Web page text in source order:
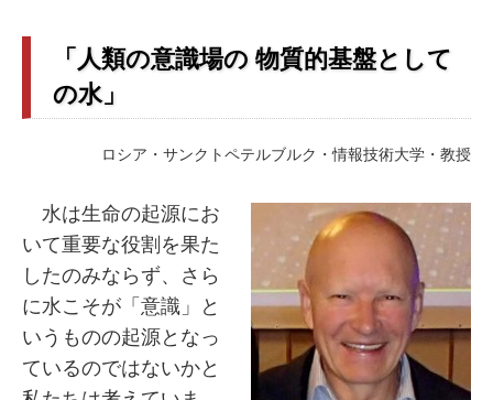
「人類の意識場の 物質的基盤として
の水」
ロシア・サンクトペテルブルク・情報技術大学・教授
水は生命の起源にお
いて重要な役割を果た
したのみならず、さら
に水こそが「意識」と
いうものの起源となっ
ているのではないかと